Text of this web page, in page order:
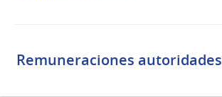
Remuneraciones autoridades